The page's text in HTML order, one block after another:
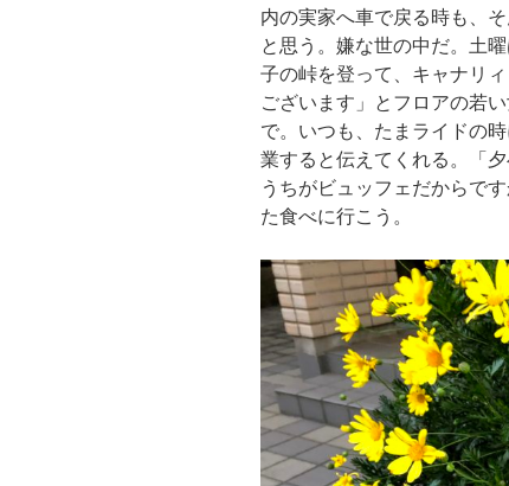
内の実家へ車で戻る時も、
と思う。嫌な世の中だ。土
子の峠を登って、キャナリ
ございます」とフロアの若
で。いつも、たまライドの
業すると伝えてくれる。「
うちがビュッフェだからで
た食べに行こう。